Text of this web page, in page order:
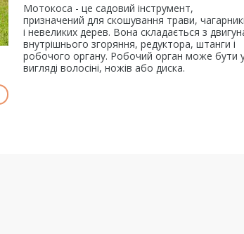
Мотокоса - це садовий інструмент,
призначений для скошування трави,
і невеликих дерев. Вона складається з
внутрішнього згоряння, редуктора, штанги і
робочого органу. Робочий орган може бути
вигляді волосіні, ножів або диска.